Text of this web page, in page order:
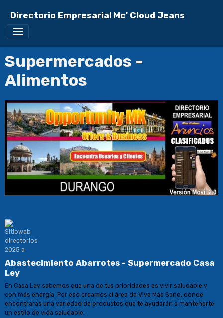
Directorio Empresarial Mc' Cloud Jeans
Supermercados -
Alimentos
Abastecimiento Abarrotes - Supermercado Casa
Ley
En Casa Ley sabemos que una de tus prioridades es vivir saludable y
con más energía. Por eso creamos el área de Vive Más Sano, donde
encontraras una variedad de productos que te ayudarán a mantenerte
un estilo de vida saludable.